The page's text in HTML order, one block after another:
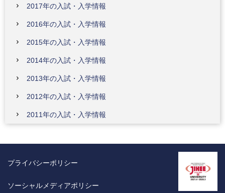
2017年の入試・入学情報
2016年の入試・入学情報
2015年の入試・入学情報
2014年の入試・入学情報
2013年の入試・入学情報
2012年の入試・入学情報
2011年の入試・入学情報
プライバシーポリシー
ソーシャルメディアポリシー